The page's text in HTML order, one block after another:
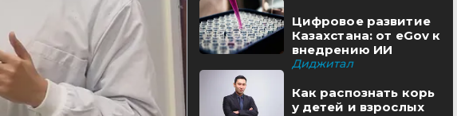
Цифровое развитие
Казахстана: от eGov к
внедрению ИИ
Диджитал
Как распознать корь
у детей и взрослых